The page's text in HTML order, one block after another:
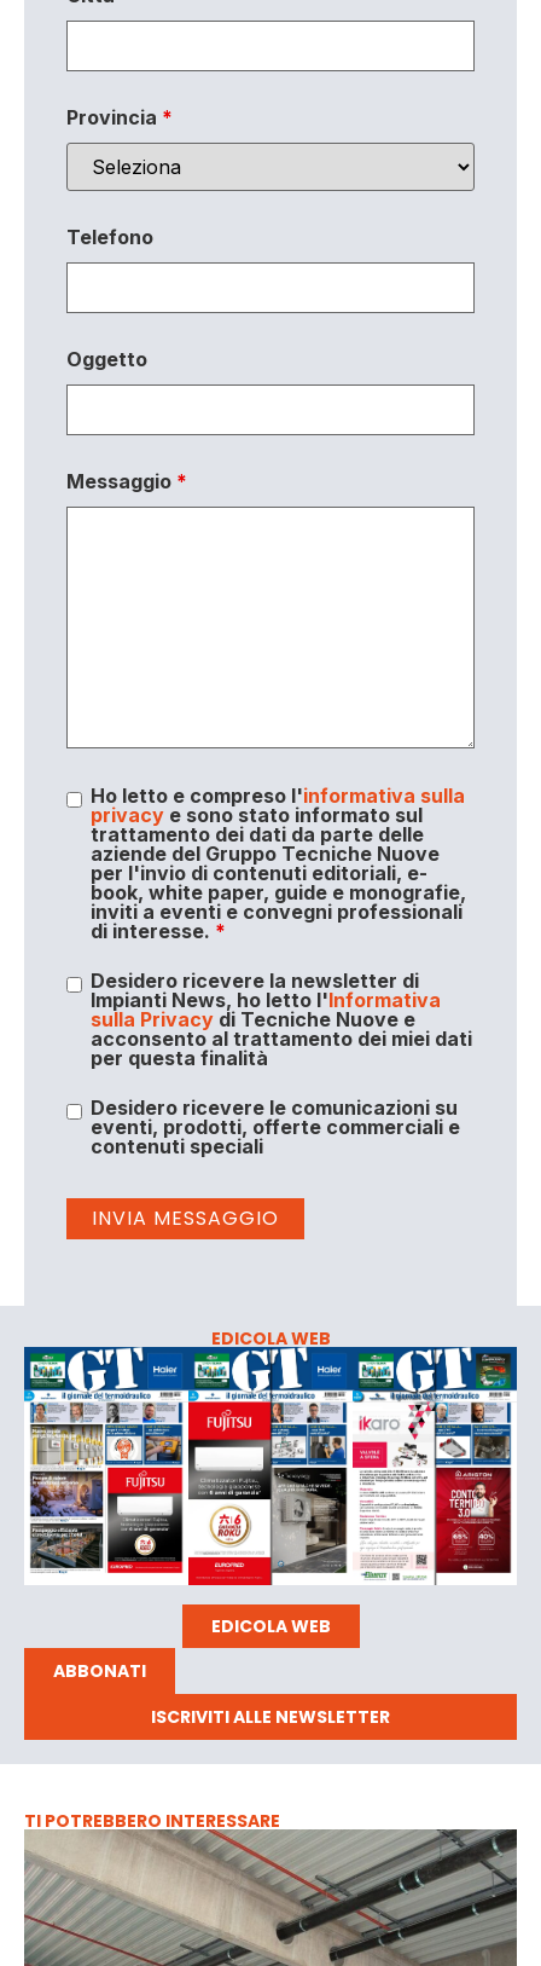
Provincia *
Telefono
Oggetto
Messaggio *
Ho letto e compreso l'informativa sulla
privacye sono stato informato sul
trattamento dei dati da parte delle
aziende del Gruppo Tecniche Nuove
per l'invio di contenuti editoriali, e-
book, white paper, guide e monografie,
inviti a eventi e convegni professionali
di interesse. *
Desidero ricevere la newsletter di
Impianti News, ho letto l'Informativa
sulla Privacydi Tecniche Nuove e
acconsento al trattamento dei miei dati
per questa finalità
Desidero ricevere le comunicazioni su
eventi, prodotti, offerte commerciali e
contenuti speciali
EDICOLA WEB
EDICOLA WEB
ABBONATI
ISCRIVITI ALLE NEWSLETTER
TI POTREBBERO INTERESSARE